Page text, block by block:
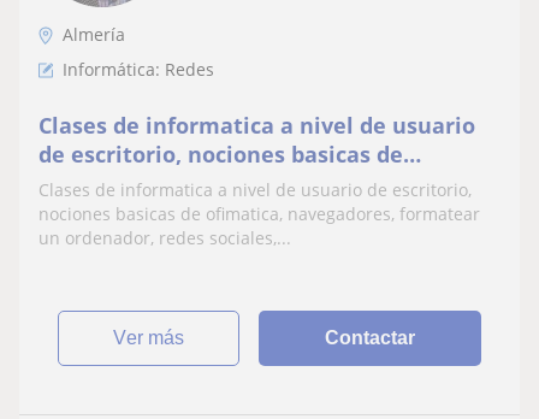
Almería
Informática: Redes
Clases de informatica a nivel de usuario
de escritorio, nociones basicas de
ofimatica, navegadores, formatear un
ordenador, redes sociales, etc
Clases de informatica a nivel de usuario de escritorio,
nociones basicas de ofimatica, navegadores, formatear
un ordenador, redes sociales,...
ver más Contactar